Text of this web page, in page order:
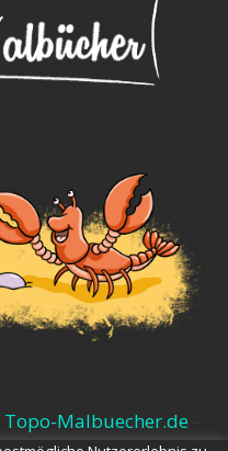
Topo-Malbuecher.de